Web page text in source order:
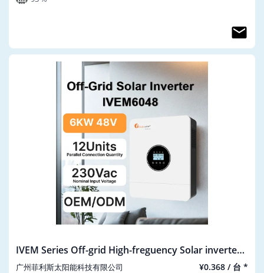
IVEM Series Off-grid High-freguency Solar inverter
AC-220V
广州菲利斯太阳能科技有限公司 ¥0.368 / 台 *